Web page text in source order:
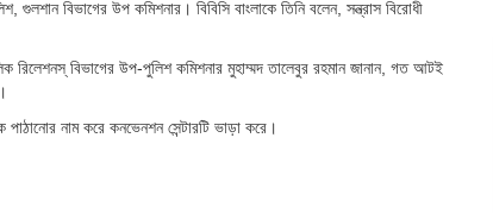
গুলশান বিভাগের উপ কমিশনার। বিবিসি বাংলাকে তিনি বলেন, সন্ত্রাস বিরোধী
রিলেশনস্ বিভাগের উপ-পুলিশ কমিশনার মুহাম্মদ তালেবুর রহমান জানান, গত আটই
পাঠানোর নাম করে কনভেনশন সেন্টারটি ভাড়া করে।